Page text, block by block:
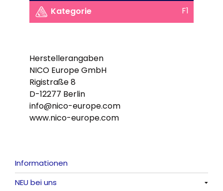
Kategorie
F1
Herstellerangaben
NICO Europe GmbH
Rigistraße 8
D-12277 Berlin
info@nico-europe.com
www.nico-europe.com
Informationen
NEU bei uns